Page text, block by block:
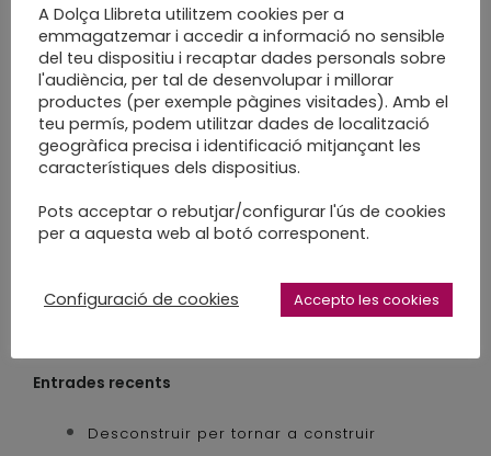
enquadernació creativa
enquadernacio sabadell
fet a mà
fet a mida
fet a poc a poc
new project
paper
papercraft
projecte nou
quadern d'artista
quadern de dibuix
slow craft
slow made
Entrades recents
Desconstruir per tornar a construir
A Dolça Llibreta utilitzem cookies per a
emmagatzemar i accedir a informació no sensible
del teu dispositiu i recaptar dades personals sobre
l'audiència, per tal de desenvolupar i millorar
productes (per exemple pàgines visitades). Amb el
teu permís, podem utilitzar dades de localització
geogràfica precisa i identificació mitjançant les
característiques dels dispositius.
Pots acceptar o rebutjar/configurar l'ús de cookies
per a aquesta web al botó corresponent.
Configuració de cookies Accepto les cookies